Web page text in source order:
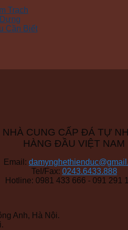
Trạch
Cần Biết
NHÀ CUNG CẤP ĐÁ TỰ
HÀNG ĐẦU VIỆT NAM
Email:
Tel/Fax: 0243.6433.888
Hotline: 0981 433 666 - 091 291
Anh, Hà Nội.